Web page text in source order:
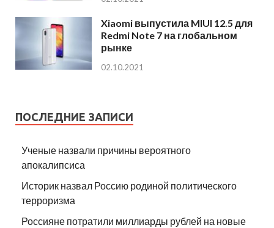
Xiaomi выпустила MIUI 12.5 для
Redmi Note 7 на глобальном
рынке
02.10.2021
ПОСЛЕДНИЕ ЗАПИСИ
Ученые назвали причины вероятного
апокалипсиса
Историк назвал Россию родиной политического
терроризма
Россияне потратили миллиарды рублей на новые